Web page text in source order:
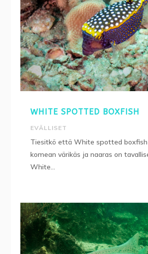
WHITE SPOTTED BOXFISH
EVÄLLISET
Tiesitkö että White spotted boxfish
komean värikäs ja naaras on
White...